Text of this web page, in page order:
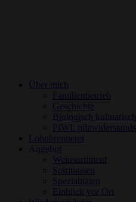
Über mich
Familienbetrieb
Geschichte
Biologisch kulinarisch
PIWI:
Lohnbrennerei
Angebot
Weinsortiment
Spirituosen
Spezialitäten
Einblick vor Ort